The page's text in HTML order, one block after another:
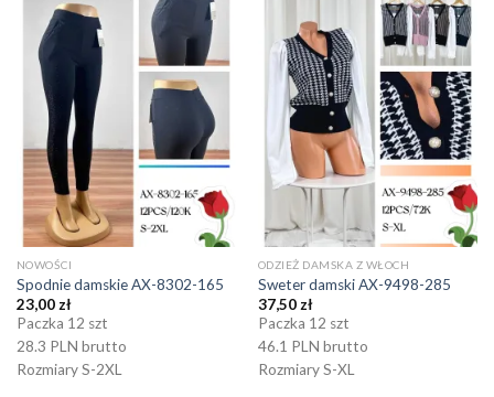
NOWOŚCI
Spodnie damskie AX-8302-165
23,00 zł
Paczka 12 szt
28.3 PLN brutto
Rozmiary S-2XL
ODZIEŻ DAMSKA Z WŁOCH
Sweter damski AX-9498-285
37,50 zł
Paczka 12 szt
46.1 PLN brutto
Rozmiary S-XL